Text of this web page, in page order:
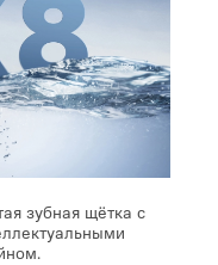
зубная щётка с